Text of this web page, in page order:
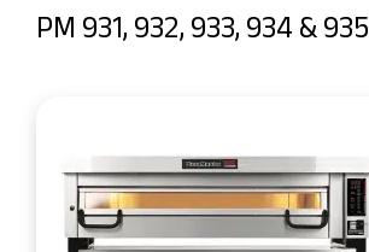
PM 931, 932, 933, 934 & 935